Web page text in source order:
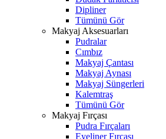
Dipliner
Tümünü Gör
Makyaj Aksesuarları
Pudralar
Cımbız
Makyaj Çantası
Makyaj Aynası
Makyaj Süngerleri
Kalemtraş
Tümünü Gör
Makyaj Fırçası
Pudra Fırçaları
Eyeliner Fırçası